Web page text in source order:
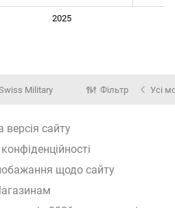
2025
Military Фільтр Усі
версія сайту
щодо сайту